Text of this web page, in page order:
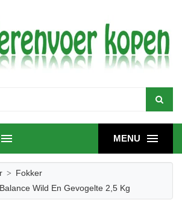
MENU
Fokker
Wild En Gevogelte 2,5 Kg